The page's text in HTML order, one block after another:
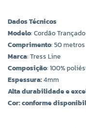
Dados Técnicos
Modelo: Cordão
Comprimento: 50 metros
Marca: Tress Line
Composição: 100%
Espessura:4mm
Alta durabilidade e
Cor: conforme